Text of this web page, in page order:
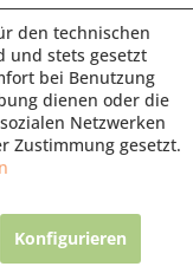
e.K. | Westring 2 |
muehle.de
den technischen
und stets gesetzt
bei Benutzung
dienen oder die
Netzwerken
Zustimmung gesetzt.
Konfigurieren